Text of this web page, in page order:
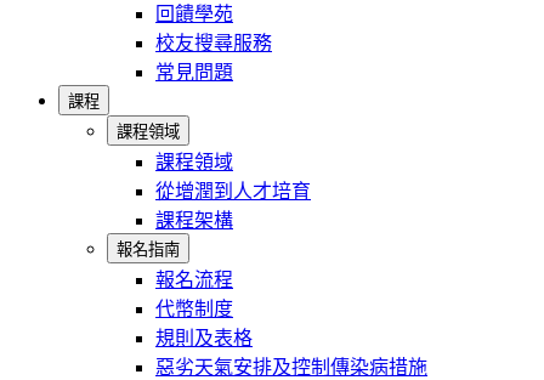
回饋學苑
校友搜尋服務
常見問題
課程
課程領域
課程領域
從增潤到人才培育
課程架構
報名指南
報名流程
代幣制度
規則及表格
惡劣天氣安排及控制傳染病措施